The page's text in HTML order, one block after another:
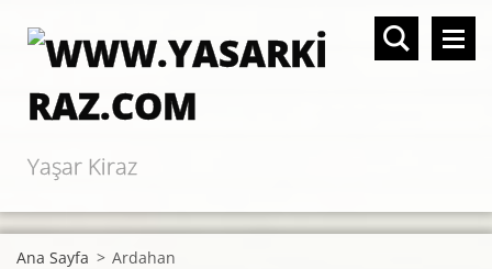
Yaşar Kiraz
Ana Sayfa > Ardahan